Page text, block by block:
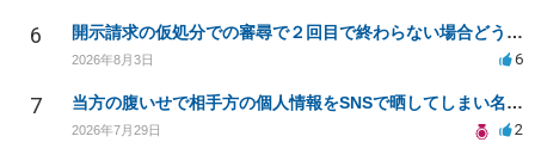
6 開示請求の仮処分での審尋で２回目で終わらない場合どうしたらいいですか
2026年8月3日 6
7 当方の腹いせで相手方の個人情報をSNSで晒してしまい名誉毀損させてしまったかもしれない
2026年7月29日 2